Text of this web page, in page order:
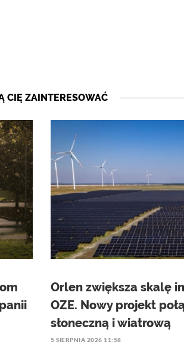
CIĘ ZAINTERESOWAĆ
Orlen zwiększa skalę
OZE. Nowy projekt
słoneczną i wiatrową
5 SIERPNIA 2026 11:58